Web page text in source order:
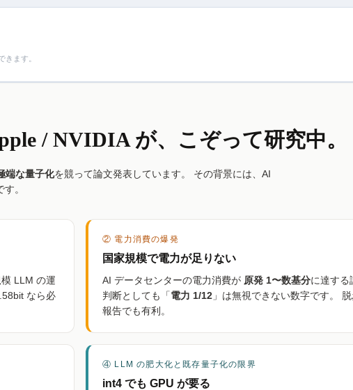
ます。
/ NVIDIA が、こぞって研究中。
端な量子化を競って論文発表しています。 その背景には、AI
。
LLM の運
なら必
② 電力消費の爆発
国家規模で電力が足りない
AI データセンターの電力消費が 原発 1〜数基分に達する
判断としても「電力 1/12 」は無視できない数字です。
報告でも有利。
④ LLM の肥大化と既存量子化の限界
int4 でも GPU が要る